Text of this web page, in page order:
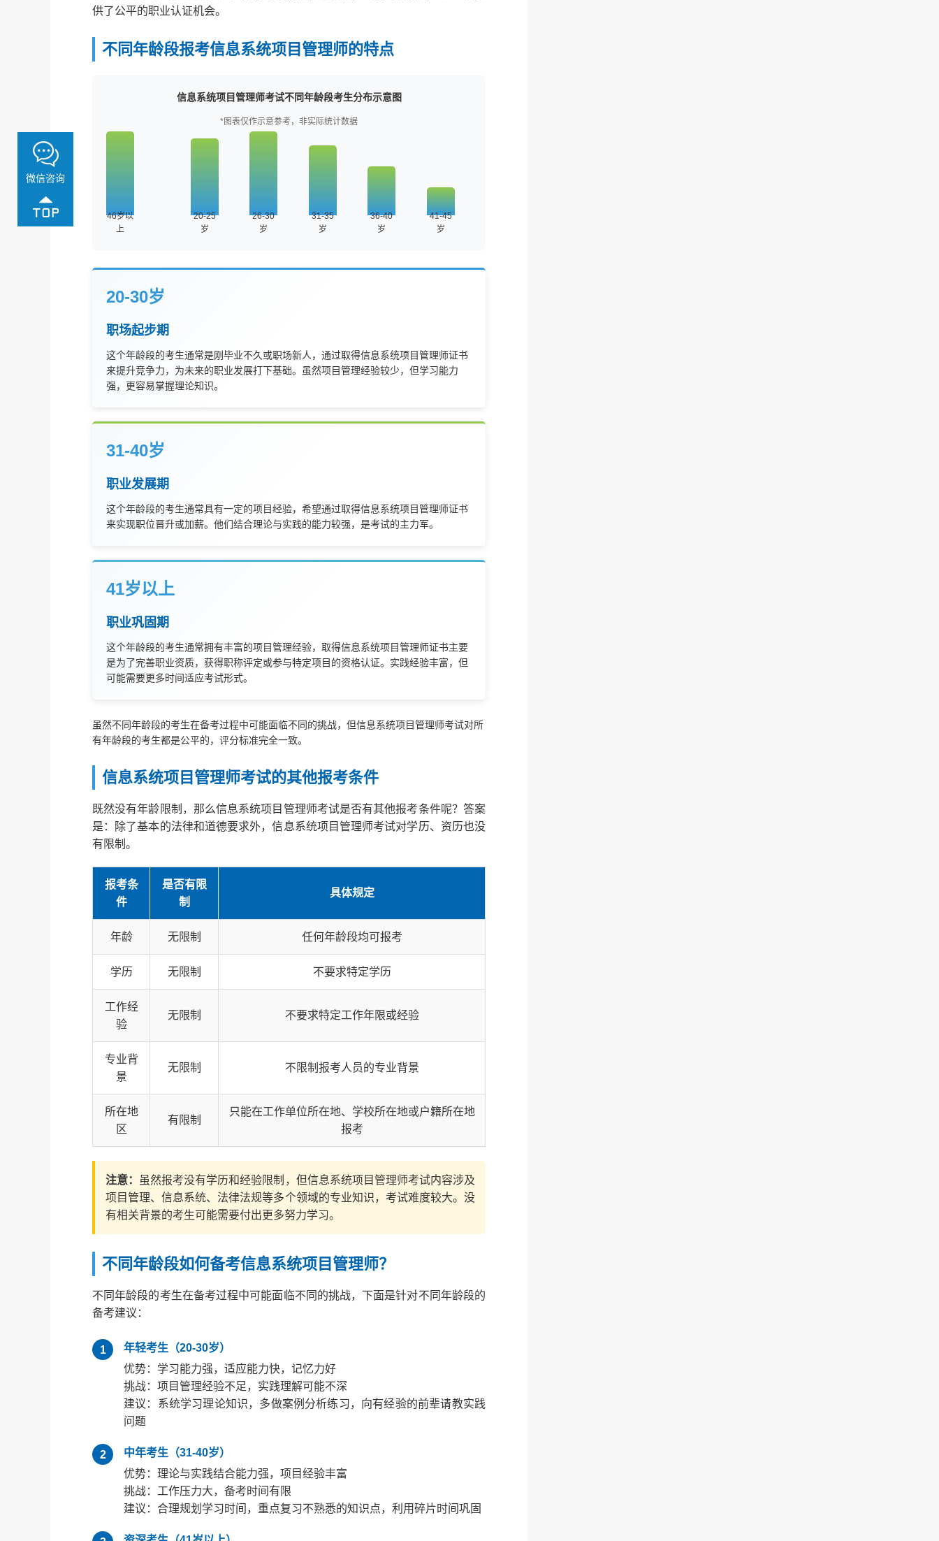
供了公平的职业认证机会。
不同年龄段报考信息系统项目管理师的特点
信息系统项目管理师考试不同年龄段考生分布示意图
20-25
岁
26-30
岁
31-35
岁
36-40
岁
41-45
岁
46岁以
上
*图表仅作示意参考，非实际统计数据
20-30岁
职场起步期
这个年龄段的考生通常是刚毕业不久或职场新人，通过取得信息系统项目管理师证书
来提升竞争力，为未来的职业发展打下基础。虽然项目管理经验较少，但学习能力
强，更容易掌握理论知识。
31-40岁
职业发展期
这个年龄段的考生通常具有一定的项目经验，希望通过取得信息系统项目管理师证书
来实现职位晋升或加薪。他们结合理论与实践的能力较强，是考试的主力军。
41岁以上
职业巩固期
这个年龄段的考生通常拥有丰富的项目管理经验，取得信息系统项目管理师证书主要
是为了完善职业资质，获得职称评定或参与特定项目的资格认证。实践经验丰富，但
可能需要更多时间适应考试形式。
虽然不同年龄段的考生在备考过程中可能面临不同的挑战，但信息系统项目管理师考试对所
有年龄段的考生都是公平的，评分标准完全一致。
信息系统项目管理师考试的其他报考条件
既然没有年龄限制，那么信息系统项目管理师考试是否有其他报考条件呢？答案
是：除了基本的法律和道德要求外，信息系统项目管理师考试对学历、资历也没
有限制。
报考条
件
是否有限
制
具体规定
年龄 无限制 任何年龄段均可报考
学历 无限制 不要求特定学历
工作经
验
无限制 不要求特定工作年限或经验
专业背
景
无限制 不限制报考人员的专业背景
所在地
区
有限制
只能在工作单位所在地、学校所在地或户籍所在地
报考
注意：
虽然报考没有学历和经验限制，但信息系统项目管理师考试内容涉及
项目管理、信息系统、法律法规等多个领域的专业知识，考试难度较大。没
有相关背景的考生可能需要付出更多努力学习。
不同年龄段如何备考信息系统项目管理师？
不同年龄段的考生在备考过程中可能面临不同的挑战，下面是针对不同年龄段的
备考建议：
1
年轻考生（20-30岁）
优势：学习能力强，适应能力快，记忆力好
挑战：项目管理经验不足，实践理解可能不深
建议：系统学习理论知识，多做案例分析练习，向有经验的前辈请教实践
问题
2
中年考生（31-40岁）
优势：理论与实践结合能力强，项目经验丰富
挑战：工作压力大，备考时间有限
建议：合理规划学习时间，重点复习不熟悉的知识点，利用碎片时间巩固
微信咨询